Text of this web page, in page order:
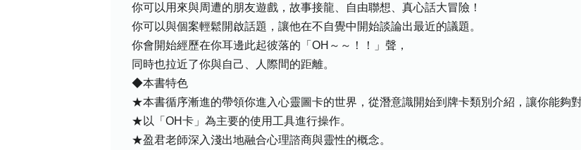
你可以用來與周遭的朋友遊戲，故事接龍、自由聯想、真心話大冒險！
你可以與個案輕鬆開啟話題，讓他在不自覺中開始談論出最近的議題。
你會開始經歷在你耳邊此起彼落的「OH～～！！」聲，
同時也拉近了你與自己、人際間的距離。
◆本書特色
★本書循序漸進的帶領你進入心靈圖卡的世界，從潛意識開始到牌卡類別介紹，讓你能夠
★以「OH卡」為主要的使用工具進行操作。
★盈君老師深入淺出地融合心理諮商與靈性的概念。